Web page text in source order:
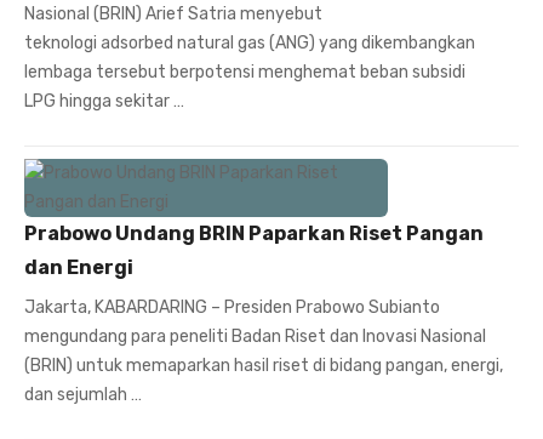
Nasional (BRIN) Arief Satria menyebut
teknologi adsorbed natural gas (ANG) yang dikembangkan
lembaga tersebut berpotensi menghemat beban subsidi
LPG hingga sekitar …
Prabowo Undang BRIN Paparkan Riset Pangan
dan Energi
Jakarta, KABARDARING – Presiden Prabowo Subianto
mengundang para peneliti Badan Riset dan Inovasi Nasional
(BRIN) untuk memaparkan hasil riset di bidang pangan, energi,
dan sejumlah …